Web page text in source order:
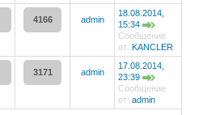
4166 admin
18.08.2014,
15:34
Сообщение
от:KANCLER
3171 admin
17.08.2014,
23:39
Сообщение
от:admin